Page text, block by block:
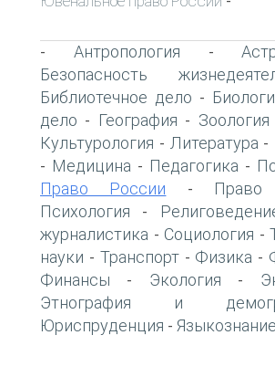
- Антропология -
Безопасность
Библиотечное дело -
дело - География - Зоология
Культурология - Литература -
- Медицина - Педагогика -
Право России - Право
Психология -
журналистика - Социология -
науки - Транспорт- Физика -
Финансы - Экология -
Этнография и
Юриспруденция - Языкознание